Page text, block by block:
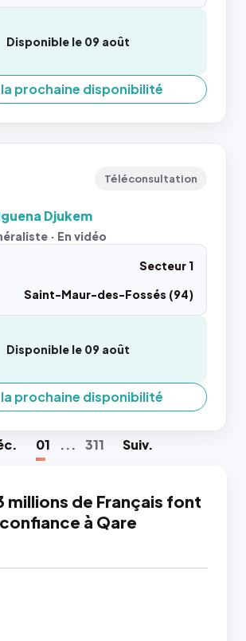
Disponible le 09 août
prochaine disponibilité
Téléconsultation
Djukem
· En vidéo
Secteur 1
Saint-Maur-des-Fossés (94)
Disponible le 09 août
prochaine disponibilité
. 01 ... 311 Suiv.
millions de Français font
confiance à Qare